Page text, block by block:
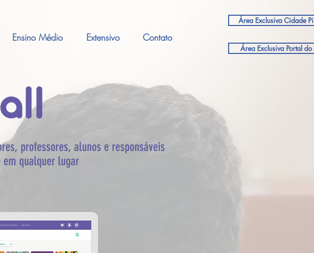
Ensino Médio Extensivo Contato
Área Exclusiva Cidade
Área Exclusiva Portal do
professores, alunos e responsáveis
qualquer lugar